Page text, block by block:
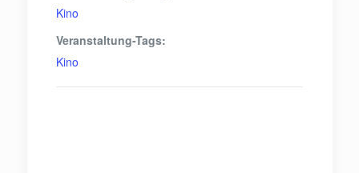
Kino
Veranstaltung-Tags:
Kino